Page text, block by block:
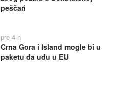
peščari
pre 4 h
Crna Gora i Island mogle bi u
paketu da uđu u EU